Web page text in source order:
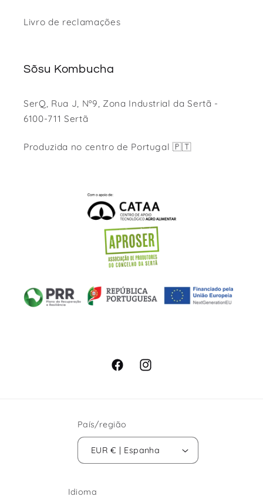
Livro de reclamações
Sõsu Kombucha
SerQ, Rua J, Nº9, Zona Industrial da Sertã -
6100-711 Sertã
Produzida no centro de Portugal 🇵🇹
FacebookInstagram
País/região
EUR € | Espanha
Idioma